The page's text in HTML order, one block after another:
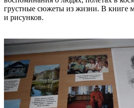
грустные сюжеты из жизни. В книге
и рисунков.